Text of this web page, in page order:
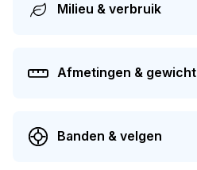
Milieu & verbruik
Afmetingen & gewicht
Banden & velgen